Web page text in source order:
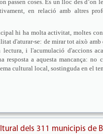
passen coses. És un lloc des d’on
en relació amb altres
hi ha molta activitat, moltes
d'aturar-se: de mirar tot això
lectura, i l'acumulació d'accions
resposta a aquesta mancança:
cultural local, sostinguda en el
dels 311 municipis de